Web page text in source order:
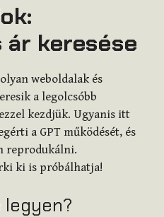
keresése
weboldalak és
a legolcsóbb
kezdjük. Ugyanis itt
a GPT működését, és
reprodukálni.
ki is próbálhatja!